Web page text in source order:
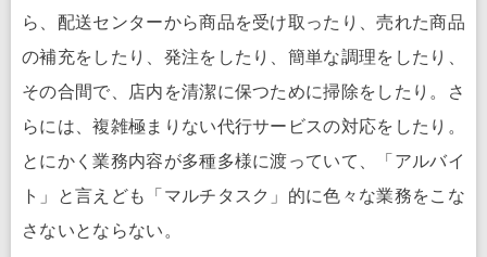
ら、配送センターから商品を受け取ったり、売れた商品
の補充をしたり、発注をしたり、簡単な調理をしたり、
その合間で、店内を清潔に保つために掃除をしたり。さ
らには、複雑極まりない代行サービスの対応をしたり。
とにかく業務内容が多種多様に渡っていて、「アルバイ
ト」と言えども「マルチタスク」的に色々な業務をこな
さないとならない。